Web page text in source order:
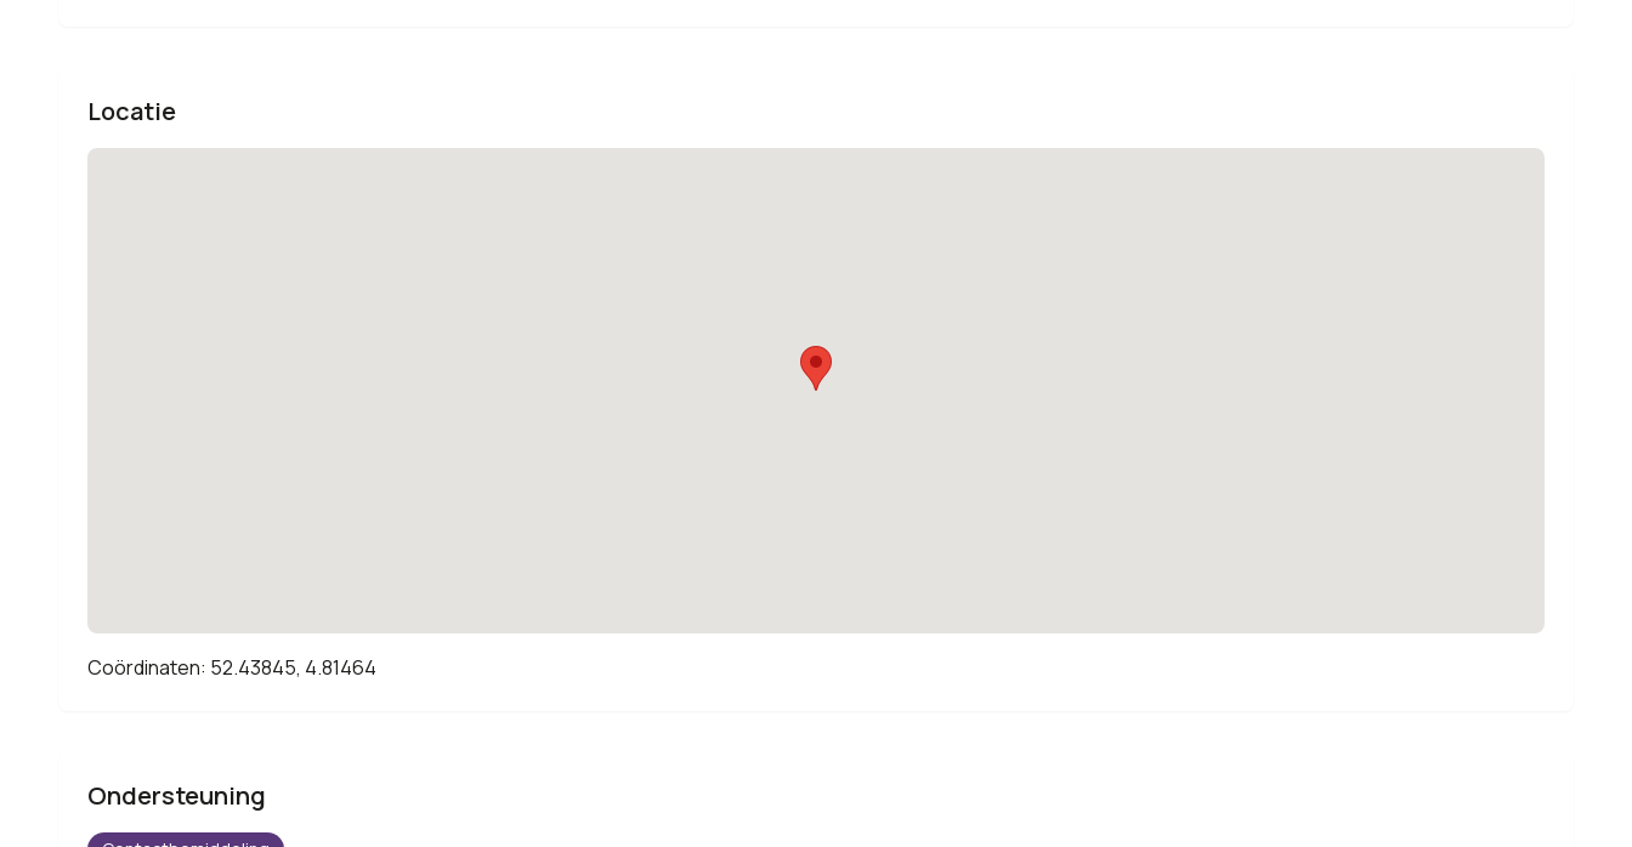
Locatie
Coördinaten: 52.43845, 4.81464
Ondersteuning